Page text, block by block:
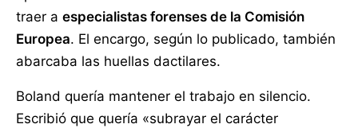
traer a especialistas forenses de la Comisión
Europea. El encargo, según lo publicado, también
abarcaba las huellas dactilares.
Boland quería mantener el trabajo en silencio.
Escribió que quería «subrayar el carácter